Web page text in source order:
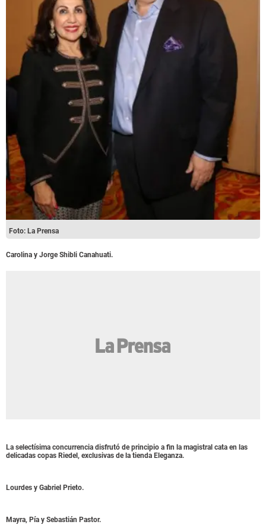
Foto: La Prensa
Carolina y Jorge Shibli Canahuati.
La selectísima concurrencia disfrutó de principio a fin la magistral cata en las
delicadas copas Riedel, exclusivas de la tienda Eleganza.
Lourdes y Gabriel Prieto.
Mayra, Pía y Sebastián Pastor.